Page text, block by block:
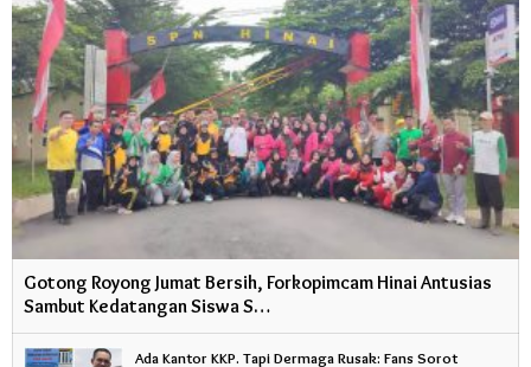
Gotong Royong Jumat Bersih, Forkopimcam Hinai Antusias
Sambut Kedatangan Siswa S…
Ada Kantor KKP. Tapi Dermaga Rusak: Fans Sorot